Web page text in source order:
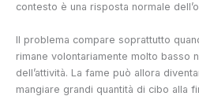
contesto è una risposta normale
Il problema compare soprattutto
rimane volontariamente molto basso
dell’attività. La fame può allora
mangiare grandi quantità di cibo alla